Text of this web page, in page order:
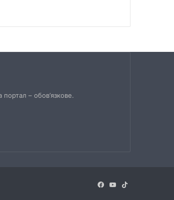
– обов’язкове.
Facebook
YouTube
TikTok